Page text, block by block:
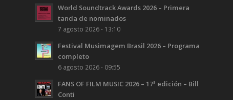
World Soundtrack Awards 2026 – Primera
tanda de nominados
7 agosto 2026 - 13:10
Festival Musimagem Brasil 2026 – Programa
completo
6 agosto 2026 - 09:55
FANS OF FILM MUSIC 2026 – 17ª edición – Bill
Conti